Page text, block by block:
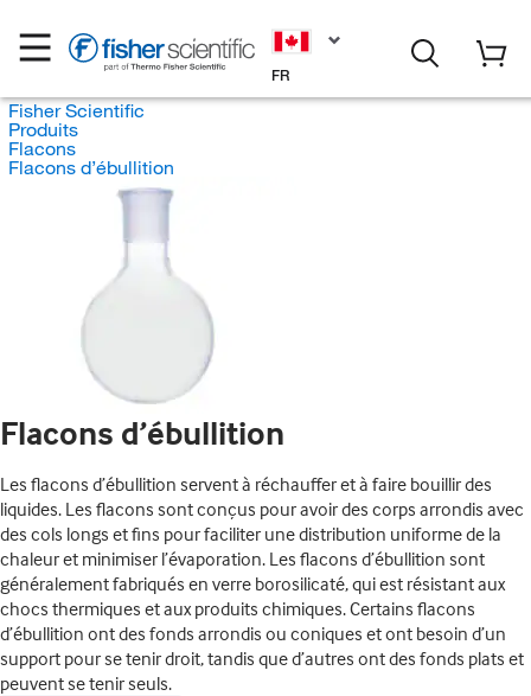
FR
Fisher Scientific
Produits
Flacons
Flacons d’ébullition
Flacons d’ébullition
Les flacons d’ébullition servent à réchauffer et à faire bouillir des
liquides. Les flacons sont conçus pour avoir des corps arrondis avec
des cols longs et fins pour faciliter une distribution uniforme de la
chaleur et minimiser l’évaporation. Les flacons d’ébullition sont
généralement fabriqués en verre borosilicaté, qui est résistant aux
chocs thermiques et aux produits chimiques. Certains flacons
d’ébullition ont des fonds arrondis ou coniques et ont besoin d’un
support pour se tenir droit, tandis que d’autres ont des fonds plats et
peuvent se tenir seuls.